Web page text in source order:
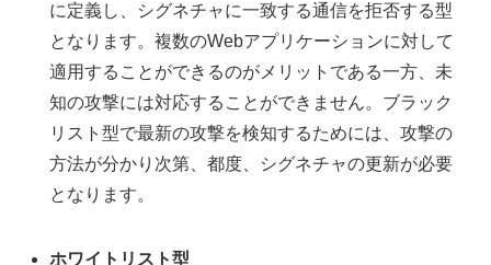
に定義し、シグネチャに一致する通信を拒否する型
となります。複数のWebアプリケーションに対して
適用することができるのがメリットである一方、未
知の攻撃には対応することができません。ブラック
リスト型で最新の攻撃を検知するためには、攻撃の
方法が分かり次第、都度、シグネチャの更新が必要
となります。
ホワイトリスト型